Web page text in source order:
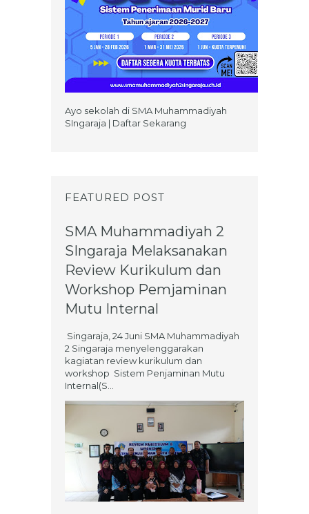
Ayo sekolah di SMA Muhammadiyah
SIngaraja | Daftar Sekarang
FEATURED POST
SMA Muhammadiyah 2
SIngaraja Melaksanakan
Review Kurikulum dan
Workshop Pemjaminan
Mutu Internal
Singaraja, 24 Juni SMA Muhammadiyah
2 Singaraja menyelenggarakan
kagiatan review kurikulum dan
workshop Sistem Penjaminan Mutu
Internal(S...